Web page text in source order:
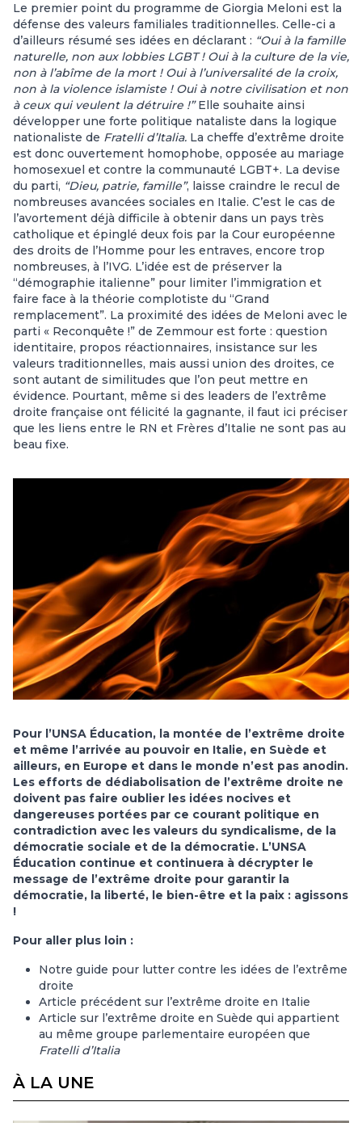
Le premier point du programme de Giorgia Meloni est la
défense des valeurs familiales traditionnelles. Celle-ci a
d’ailleurs résumé ses idées en déclarant : “Oui à la famille
naturelle, non aux lobbies LGBT ! Oui à la culture de la vie,
non à l’abîme de la mort ! Oui à l’universalité de la croix,
non à la violence islamiste ! Oui à notre civilisation et non
à ceux qui veulent la détruire !”Elle souhaite ainsi
développer une forte politique nataliste dans la logique
nationaliste de Fratelli d’Italia. La cheffe d’extrême droite
est donc ouvertement homophobe, opposée au mariage
homosexuel et contre la communauté LGBT+. La devise
du parti, “Dieu, patrie, famille”, laisse craindre le recul de
nombreuses avancées sociales en Italie. C’est le cas de
l’avortement déjà difficile à obtenir dans un pays très
catholique et épinglé deux fois par la Cour européenne
des droits de l’Homme pour les entraves, encore trop
nombreuses, à l’IVG. L’idée est de préserver la
“démographie italienne” pour limiter l’immigration et
faire face à la théorie complotiste du “Grand
remplacement”. La proximité des idées de Meloni avec le
parti « Reconquête !” de Zemmour est forte : question
identitaire, propos réactionnaires, insistance sur les
valeurs traditionnelles, mais aussi union des droites, ce
sont autant de similitudes que l’on peut mettre en
évidence. Pourtant, même si des leaders de l’extrême
droite française ont félicité la gagnante, il faut ici préciser
que les liens entre le RN et Frères d’Italie ne sont pas au
beau fixe.
Pour l’UNSA Éducation, la montée de l’extrême droite
et même l’arrivée au pouvoir en Italie, en Suède et
ailleurs, en Europe et dans le monde n’est pas anodin.
Les efforts de dédiabolisation de l’extrême droite ne
doivent pas faire oublier les idées nocives et
dangereuses portées par ce courant politique en
contradiction avec les valeurs du syndicalisme, de la
démocratie sociale et de la démocratie. L’UNSA
Éducation continue et continuera à décrypter le
message de l’extrême droite pour garantir la
démocratie, la liberté, le bien-être et la paix : agissons
!
Pour aller plus loin :
Notre guide pour lutter contre les idées de l’extrême
droite
Article précédent sur l’extrême droite en Italie
Article sur l’extrême droite en Suède qui appartient
au même groupe parlementaire européen que
Fratelli d’Italia
À LA UNE